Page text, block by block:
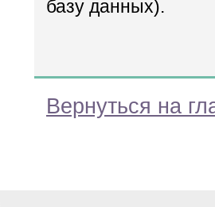
базу данных).
Вернуться на